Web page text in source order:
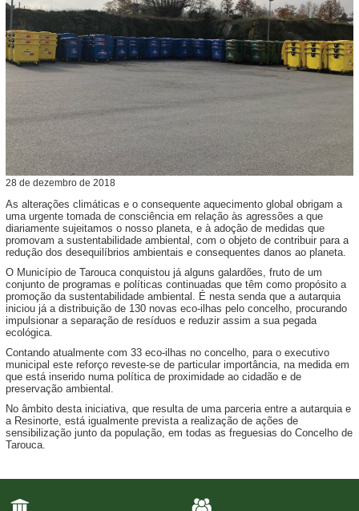
28 de dezembro de 2018
As alterações climáticas e o consequente aquecimento global obrigam a
uma urgente tomada de consciência em relação às agressões a que
diariamente sujeitamos o nosso planeta, e à adoção de medidas que
promovam a sustentabilidade ambiental, com o objeto de contribuir para a
redução dos desequilíbrios ambientais e consequentes danos ao planeta.
O Município de Tarouca conquistou já alguns galardões, fruto de um
conjunto de programas e políticas continuadas que têm como propósito a
promoção da sustentabilidade ambiental. É nesta senda que a autarquia
iniciou já a distribuição de 130 novas eco-ilhas pelo concelho, procurando
impulsionar a separação de resíduos e reduzir assim a sua pegada
ecológica.
Contando atualmente com 33 eco-ilhas no concelho, para o executivo
municipal este reforço reveste-se de particular importância, na medida em
que está inserido numa política de proximidade ao cidadão e de
preservação ambiental.
No âmbito desta iniciativa, que resulta de uma parceria entre a autarquia e
a Resinorte, está igualmente prevista a realização de ações de
sensibilização junto da população, em todas as freguesias do Concelho de
Tarouca.